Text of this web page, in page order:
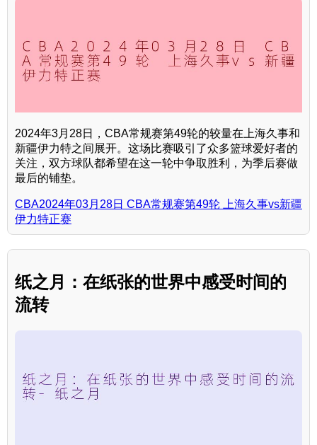
2024年3月28日，CBA常规赛第49轮的较量在上海久事和
新疆伊力特之间展开。这场比赛吸引了众多篮球爱好者的
关注，双方球队都希望在这一轮中争取胜利，为季后赛做
最后的铺垫。
CBA2024年03月28日 CBA常规赛第49轮 上海久事vs新疆
伊力特正赛
纸之月：在纸张的世界中感受时间的
流转